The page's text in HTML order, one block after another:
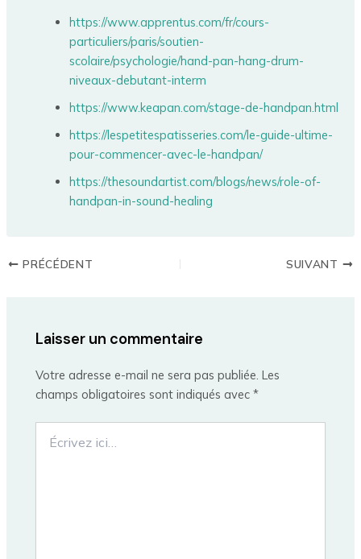
https://www.apprentus.com/fr/cours-
particuliers/paris/soutien-
scolaire/psychologie/hand-pan-hang-drum-
niveaux-debutant-interm
https://www.keapan.com/stage-de-handpan.html
https://lespetitespatisseries.com/le-guide-ultime-
pour-commencer-avec-le-handpan/
https://thesoundartist.com/blogs/news/role-of-
handpan-in-sound-healing
PRÉCÉDENT SUIVANT
Laisser un commentaire
Votre adresse e-mail ne sera pas publiée. Les
champs obligatoires sont indiqués avec*
ici…